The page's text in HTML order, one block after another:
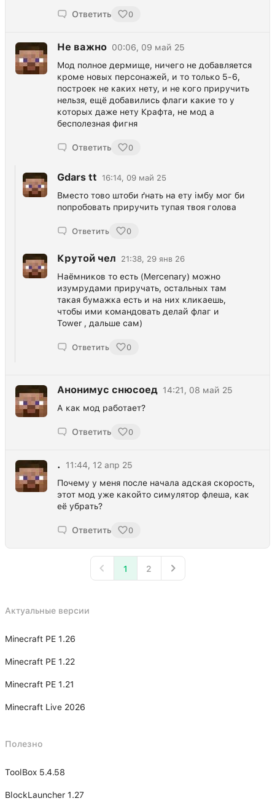
Ответить 0
Не важно 00:06, 09 май 25
Мод полное дермище, ничего не добавляется
кроме новых персонажей, и то только 5-6,
построек не каких нету, и не кого приручить
нельзя, ещё добавились флаги какие то у
которых даже нету Крафта, не мод а
бесполезная фигня
Ответить 0
Gdars tt 16:14, 09 май 25
Вместо тово штоби ґнать на ету імбу мог би
попробовать приручить тупая твоя голова
Ответить 0
Крутой чел 21:38, 29 янв 26
Наёмников то есть (Mercenary) можно
изумрудами приручать, остальных там
такая бумажка есть и на них кликаешь,
чтобы ими командовать делай флаг и
Tower , дальше сам)
Ответить 0
Анонимус снюсоед 14:21, 08 май 25
А как мод работает?
Ответить 0
.
11:44, 12 апр 25
Почему у меня после начала адская скорость,
этот мод уже какойто симулятор флеша, как
её убрать?
Ответить 0
1 2
Актуальные версии
Minecraft PE 1.26
Minecraft PE 1.22
Minecraft PE 1.21
Minecraft Live 2026
Полезно
ToolBox 5.4.58
BlockLauncher 1.27